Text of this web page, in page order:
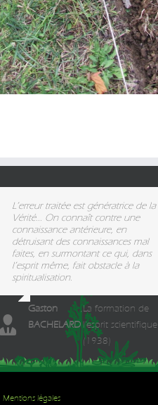
L’erreur traitée est génératrice de la
Vérité... On connaît contre une
connaissance antérieure, en
détruisant des connaissances mal
faites, en surmontant ce qui, dans
l’esprit même, fait obstacle à la
spiritualisation.
Gaston
BACHELARD
,La formation de
l'esprit scientifique
(1938)
Mentions légales